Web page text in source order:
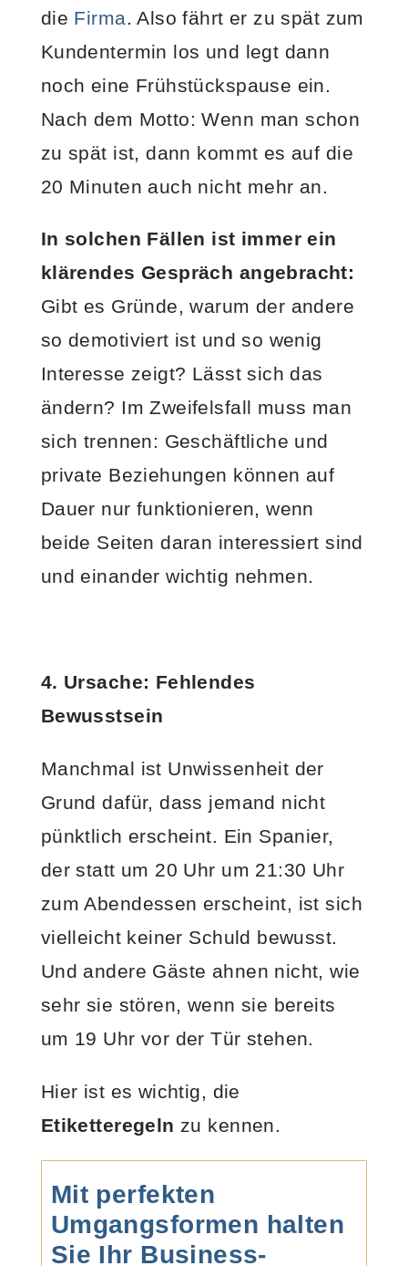
die Firma. Also fährt er zu spät zum
Kundentermin los und legt dann
noch eine Frühstückspause ein.
Nach dem Motto: Wenn man schon
zu spät ist, dann kommt es auf die
20 Minuten auch nicht mehr an.
In solchen Fällen ist immer ein
klärendes Gespräch angebracht:
Gibt es Gründe, warum der andere
so demotiviert ist und so wenig
Interesse zeigt? Lässt sich das
ändern? Im Zweifelsfall muss man
sich trennen: Geschäftliche und
private Beziehungen können auf
Dauer nur funktionieren, wenn
beide Seiten daran interessiert sind
und einander wichtig nehmen.
4. Ursache: Fehlendes
Bewusstsein
Manchmal ist Unwissenheit der
Grund dafür, dass jemand nicht
pünktlich erscheint. Ein Spanier,
der statt um 20 Uhr um 21:30 Uhr
zum Abendessen erscheint, ist sich
vielleicht keiner Schuld bewusst.
Und andere Gäste ahnen nicht, wie
sehr sie stören, wenn sie bereits
um 19 Uhr vor der Tür stehen.
Hier ist es wichtig, die
Etiketteregeln zu kennen.
Mit perfekten
Umgangsformen halten
Sie Ihr Business-